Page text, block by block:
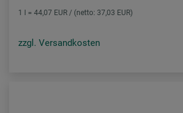
1 l = 44,07 EUR / (netto: 37,03 EUR)
zzgl. Versandkosten